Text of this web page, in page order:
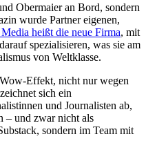
Obermaier an Bord, sondern
wurde Partner eigenen,
heißt die neue Firma, mit
spezialisieren, was sie am
von Weltklasse.
Effekt, nicht nur wegen
sich ein
und Journalisten ab,
– und zwar nicht als
sondern im Team mit